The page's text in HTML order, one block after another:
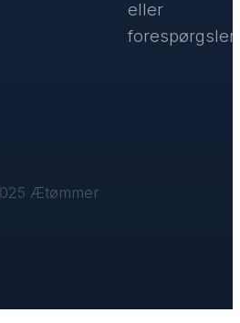
eller
forespørgsler.
Ætømmer